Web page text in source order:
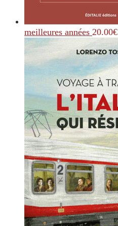
meilleures années 20.00€